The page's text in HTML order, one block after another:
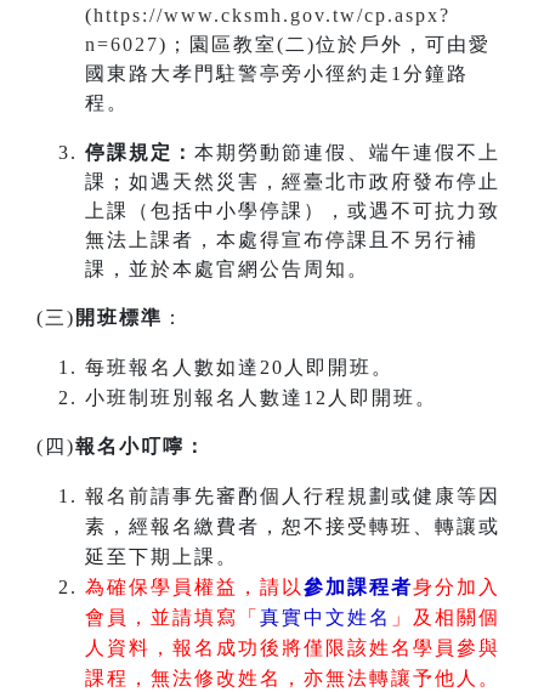
(https://www.cksmh.gov.tw/cp.aspx?
n=6027)；園區教室(二)位於戶外，可由愛
國東路大孝門駐警亭旁小徑約走1分鐘路
程。
停課規定： 本期勞動節連假、端午連假不上
課；如遇天然災害，經臺北市政府發布停止
上課（包括中小學停課），或遇不可抗力致
無法上課者，本處得宣布停課且不另行補
課，並於本處官網公告周知。
(三) 開班標準 ：
每班報名人數如達20人即開班。
小班制班別報名人數達12人即開班。
(四)報名小叮嚀：
報名前請事先審酌個人行程規劃或健康等因
素，經報名繳費者，恕不接受轉班、轉讓或
延至下期上課。
為確保學員權益，請以 參加課程者身分加入
會員，並請填寫「 真實中文姓名 」及相關個
人資料，報名成功後將僅限該姓名學員參與
課程，無法修改姓名，亦無法轉讓予他人。